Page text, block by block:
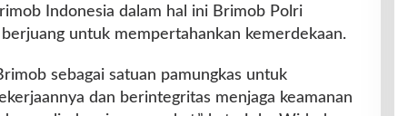
Indonesia dalam hal ini Brimob Polri
untuk mempertahankan kemerdekaan.
sebagai satuan pamungkas untuk
dan berintegritas menjaga keamanan